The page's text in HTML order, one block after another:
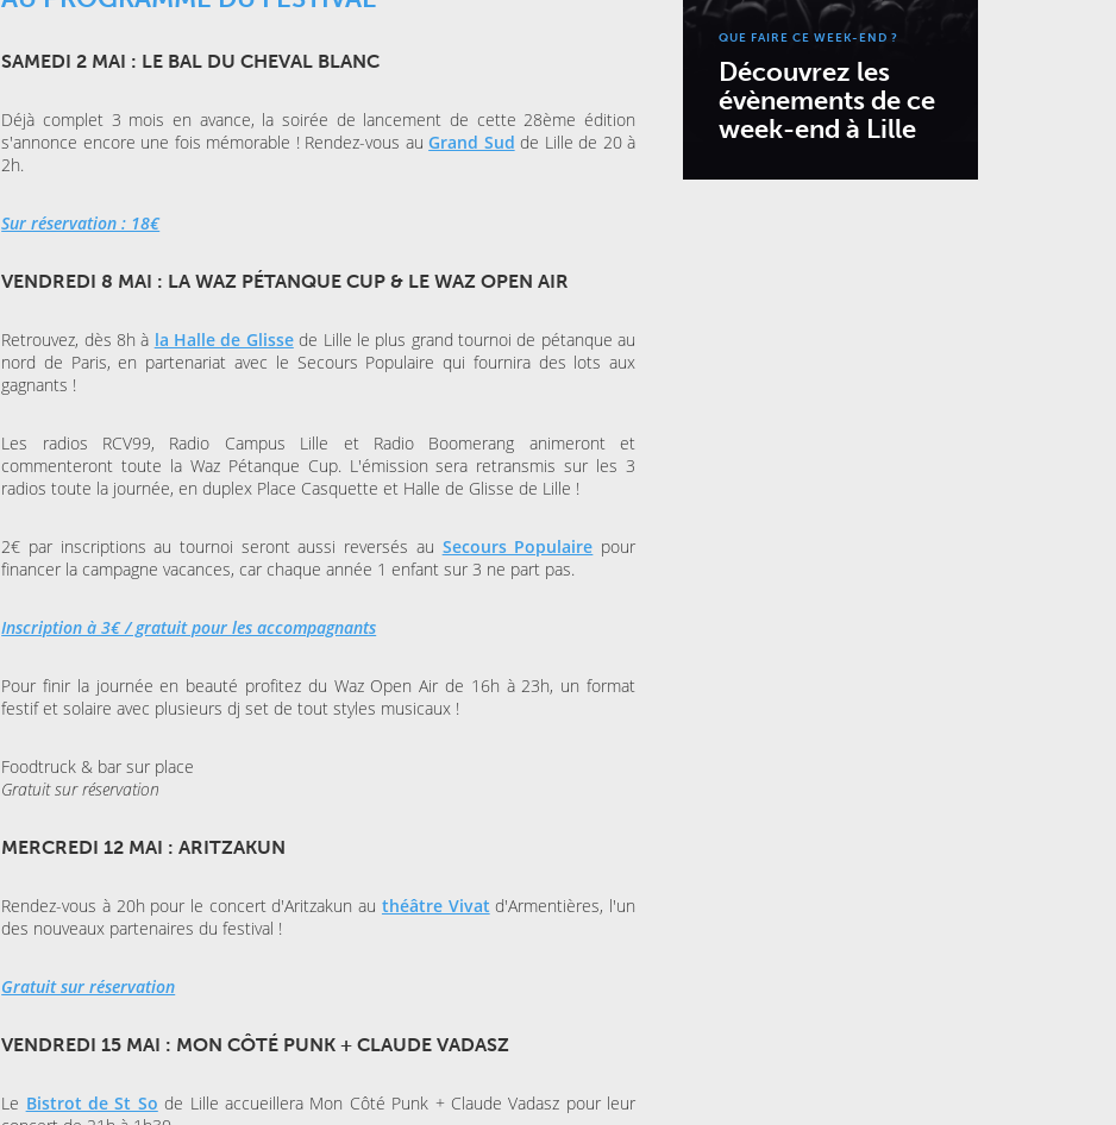
SAMEDI 2 MAI : LE BAL DU CHEVAL BLANC
Déjà complet 3 mois en avance, la soirée de lancement de cette 28ème édition
s'annonce encore une fois mémorable ! Rendez-vous auGrand Sud de Lille de 20 à
2h.
Sur réservation : 18€
VENDREDI 8 MAI : LA WAZ PÉTANQUE CUP & LE WAZ OPEN AIR
Retrouvez, dès 8h à la Halle de Glissede Lille le plus grand tournoi de pétanque au
nord de Paris, en partenariat avec le Secours Populaire qui fournira des lots aux
gagnants !
Les radios RCV99, Radio Campus Lille et Radio Boomerang animeront et
commenteront toute la Waz Pétanque Cup. L'émission sera retransmis sur les 3
radios toute la journée, en duplex Place Casquette et Halle de Glisse de Lille !
2€ par inscriptions au tournoi seront aussi reversés au Secours Populaire pour
financer la campagne vacances, car chaque année 1 enfant sur 3 ne part pas.
Inscription à 3€ / gratuit pour les accompagnants
Pour finir la journée en beauté profitez du Waz Open Air de 16h à 23h, un format
festif et solaire avec plusieurs dj set de tout styles musicaux !
Foodtruck & bar sur place
Gratuit sur réservation
MERCREDI 12 MAI : ARITZAKUN
Rendez-vous à 20h pour le concert d'Aritzakun au théâtre Vivat d'Armentières, l'un
des nouveaux partenaires du festival !
Gratuit sur réservation
VENDREDI 15 MAI : MON CÔTÉ PUNK + CLAUDE VADASZ
Le Bistrot de St So de Lille accueillera Mon Côté Punk + Claude Vadasz pour leur
QUE FAIRE CE WEEK-END ?
Découvrez les
évènements de ce
week-end à Lille